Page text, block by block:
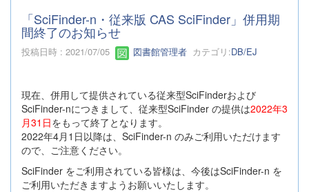
「SciFinder-n・従来版 CAS SciFinder」併用期
間終了のお知らせ
投稿日時 : 2021/07/05 図書館管理者 カテゴリ:DB/EJ
現在、併用して提供されている従来型SciFinderおよび
SciFinder-nにつきまして、従来型SciFinder の提供は2022年3
月31日をもって終了となります。
2022年4月1日以降は、SciFinder-n のみご利用いただけます
ので、ご注意ください。
SciFinder をご利用されている皆様は、今後はSciFinder-n を
ご利用いただきますようお願いいたします。